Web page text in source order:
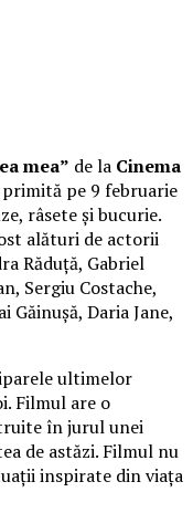
mea” de la Cinema
pe 9 februarie
râsete și bucurie.
alături de actorii
Răduță, Gabriel
Sergiu Costache,
Găinușă, Daria Jane,
ultimelor
Filmul are o
în jurul unei
de astăzi. Filmul nu
inspirate din viața